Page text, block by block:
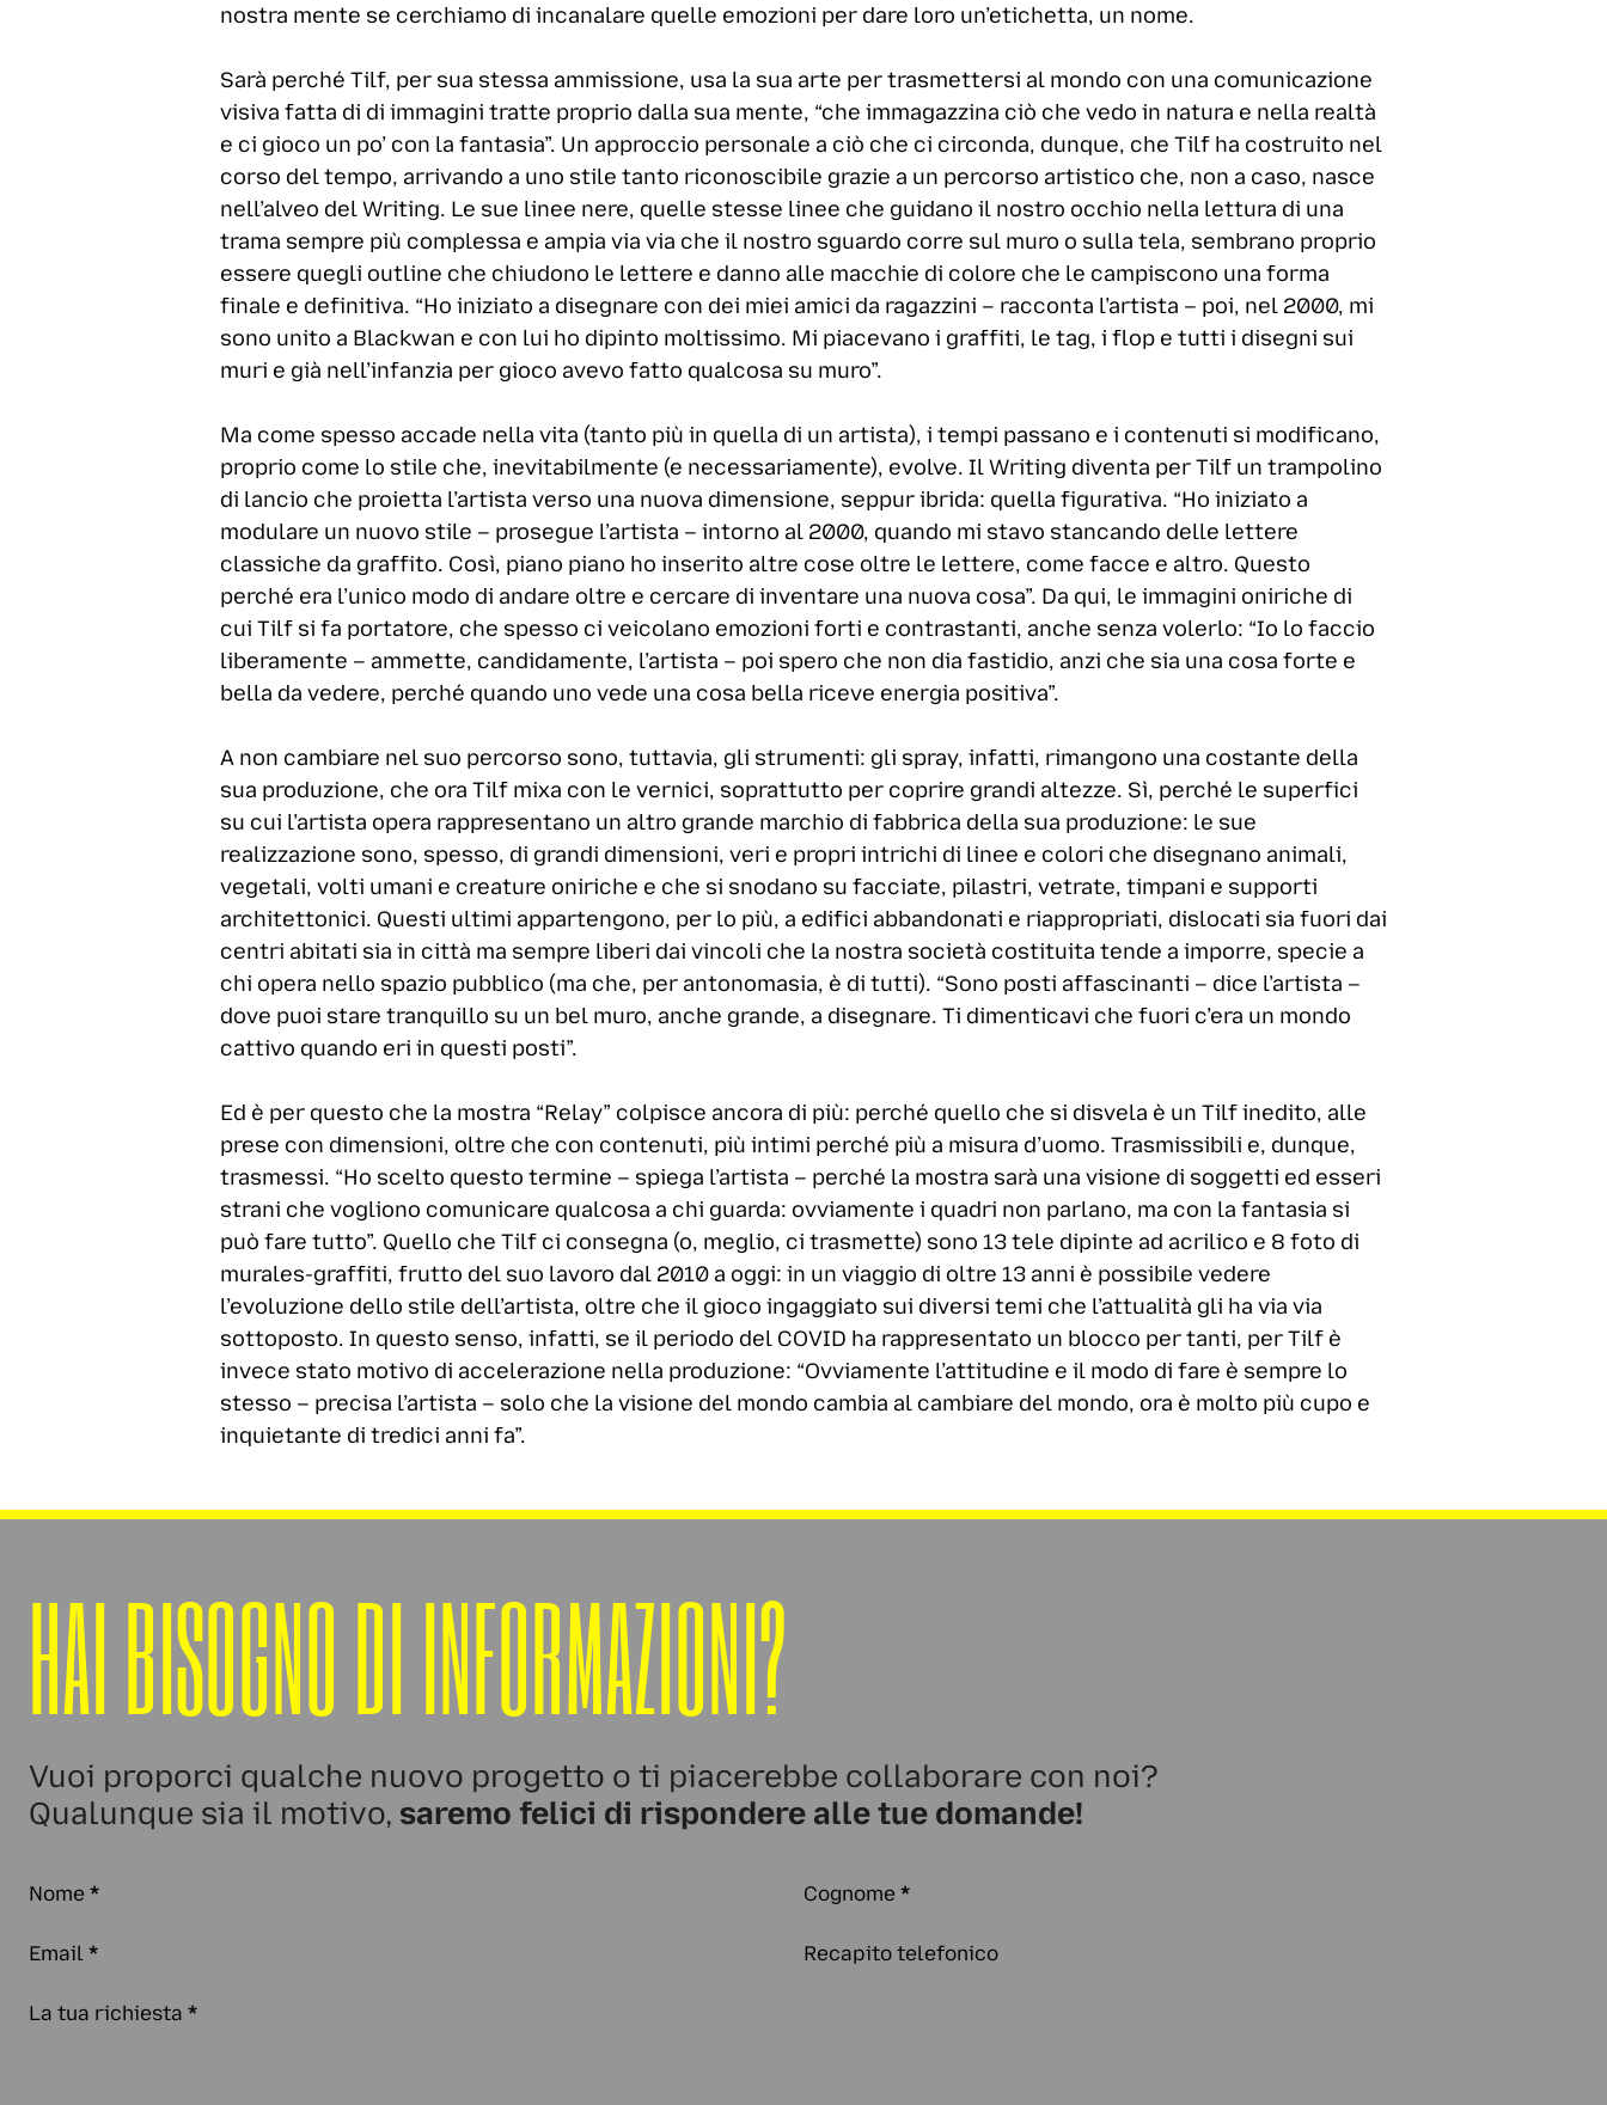
nostra mente se cerchiamo di incanalare quelle emozioni per dare loro un’etichetta, un nome.
Sarà perché Tilf, per sua stessa ammissione, usa la sua arte per trasmettersi al mondo con una comunicazione
visiva fatta di di immagini tratte proprio dalla sua mente, “che immagazzina ciò che vedo in natura e nella realtà
e ci gioco un po’ con la fantasia”. Un approccio personale a ciò che ci circonda, dunque, che Tilf ha costruito nel
corso del tempo, arrivando a uno stile tanto riconoscibile grazie a un percorso artistico che, non a caso, nasce
nell’alveo del Writing. Le sue linee nere, quelle stesse linee che guidano il nostro occhio nella lettura di una
trama sempre più complessa e ampia via via che il nostro sguardo corre sul muro o sulla tela, sembrano proprio
essere quegli outline che chiudono le lettere e danno alle macchie di colore che le campiscono una forma
finale e definitiva. “Ho iniziato a disegnare con dei miei amici da ragazzini – racconta l’artista – poi, nel 2000, mi
sono unito a Blackwan e con lui ho dipinto moltissimo. Mi piacevano i graffiti, le tag, i flop e tutti i disegni sui
muri e già nell’infanzia per gioco avevo fatto qualcosa su muro”.
Ma come spesso accade nella vita (tanto più in quella di un artista), i tempi passano e i contenuti si modificano,
proprio come lo stile che, inevitabilmente (e necessariamente), evolve. Il Writing diventa per Tilf un trampolino
di lancio che proietta l’artista verso una nuova dimensione, seppur ibrida: quella figurativa. “Ho iniziato a
modulare un nuovo stile – prosegue l’artista – intorno al 2000, quando mi stavo stancando delle lettere
classiche da graffito. Così, piano piano ho inserito altre cose oltre le lettere, come facce e altro. Questo
perché era l’unico modo di andare oltre e cercare di inventare una nuova cosa”. Da qui, le immagini oniriche di
cui Tilf si fa portatore, che spesso ci veicolano emozioni forti e contrastanti, anche senza volerlo: “Io lo faccio
liberamente – ammette, candidamente, l’artista – poi spero che non dia fastidio, anzi che sia una cosa forte e
bella da vedere, perché quando uno vede una cosa bella riceve energia positiva”.
A non cambiare nel suo percorso sono, tuttavia, gli strumenti: gli spray, infatti, rimangono una costante della
sua produzione, che ora Tilf mixa con le vernici, soprattutto per coprire grandi altezze. Sì, perché le superfici
su cui l’artista opera rappresentano un altro grande marchio di fabbrica della sua produzione: le sue
realizzazione sono, spesso, di grandi dimensioni, veri e propri intrichi di linee e colori che disegnano animali,
vegetali, volti umani e creature oniriche e che si snodano su facciate, pilastri, vetrate, timpani e supporti
architettonici. Questi ultimi appartengono, per lo più, a edifici abbandonati e riappropriati, dislocati sia fuori dai
centri abitati sia in città ma sempre liberi dai vincoli che la nostra società costituita tende a imporre, specie a
chi opera nello spazio pubblico (ma che, per antonomasia, è di tutti). “Sono posti affascinanti – dice l’artista –
dove puoi stare tranquillo su un bel muro, anche grande, a disegnare. Ti dimenticavi che fuori c’era un mondo
cattivo quando eri in questi posti”.
Ed è per questo che la mostra “Relay” colpisce ancora di più: perché quello che si disvela è un Tilf inedito, alle
prese con dimensioni, oltre che con contenuti, più intimi perché più a misura d’uomo. Trasmissibili e, dunque,
trasmessi. “Ho scelto questo termine – spiega l’artista – perché la mostra sarà una visione di soggetti ed esseri
strani che vogliono comunicare qualcosa a chi guarda: ovviamente i quadri non parlano, ma con la fantasia si
può fare tutto”. Quello che Tilf ci consegna (o, meglio, ci trasmette) sono 13 tele dipinte ad acrilico e 8 foto di
murales-graffiti, frutto del suo lavoro dal 2010 a oggi: in un viaggio di oltre 13 anni è possibile vedere
l’evoluzione dello stile dell’artista, oltre che il gioco ingaggiato sui diversi temi che l’attualità gli ha via via
sottoposto. In questo senso, infatti, se il periodo del COVID ha rappresentato un blocco per tanti, per Tilf è
invece stato motivo di accelerazione nella produzione: “Ovviamente l’attitudine e il modo di fare è sempre lo
stesso – precisa l’artista – solo che la visione del mondo cambia al cambiare del mondo, ora è molto più cupo e
inquietante di tredici anni fa”.
HAI BISOGNO DI INFORMAZIONI?
Vuoi proporci qualche nuovo progetto o ti piacerebbe collaborare con noi?
Qualunque sia il motivo, saremo felici di rispondere alle tue domande!
Nome * Cognome *
Email * Recapito telefonico
La tua richiesta *